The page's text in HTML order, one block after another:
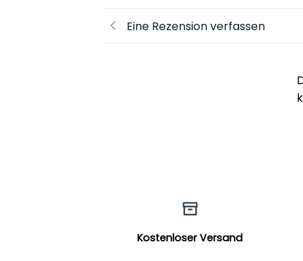
Eine Rezension verfassen
Kostenloser Versand